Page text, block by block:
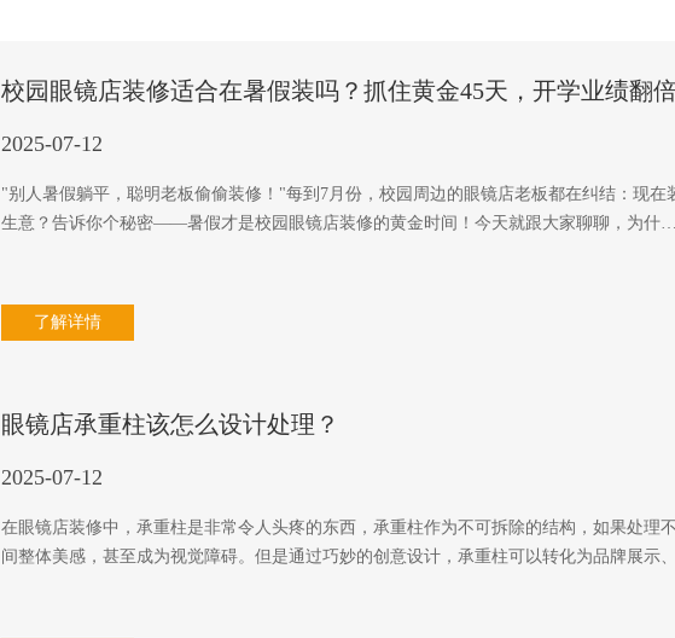
校园眼镜店装修适合在暑假装吗？抓住黄金45天，开学业绩翻倍
2025-07-12
"别人暑假躺平，聪明老板偷偷装修！"每到7月份，校园周边的眼镜店老板都在纠结：现在
生意？告诉你个秘密——暑假才是校园眼镜店装修的黄金时间！今天就跟大家聊聊，为什…
了解详情
眼镜店承重柱该怎么设计处理？
2025-07-12
在眼镜店装修中，承重柱是非常令人头疼的东西，承重柱作为不可拆除的结构，如果处理
间整体美感，甚至成为视觉障碍。但是通过巧妙的创意设计，承重柱可以转化为品牌展示